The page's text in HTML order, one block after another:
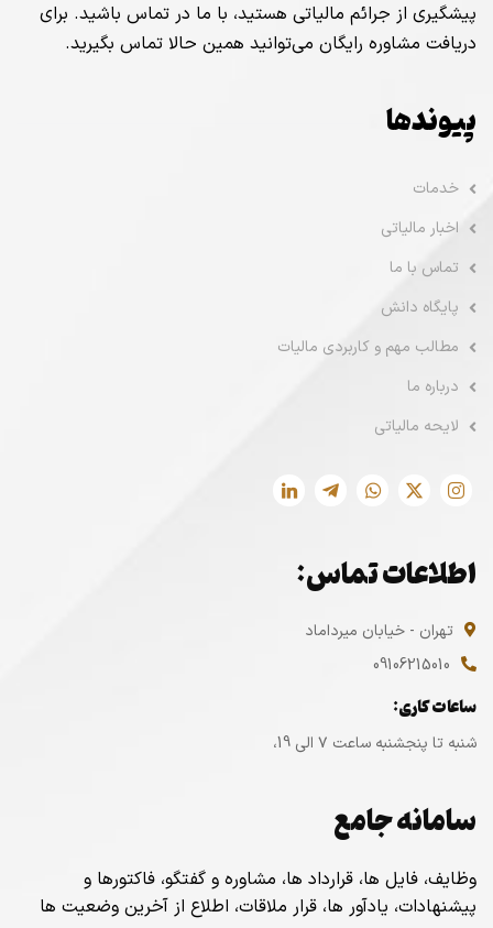
پیشگیری از جرائم مالیاتی هستید، با ما در تماس باشید. برای
دریافت مشاوره رایگان می‌توانید همین حالا تماس بگیرید.
پیوندها
خدمات
اخبار مالیاتی
تماس با ما
پایگاه دانش
مطالب مهم و کاربردی مالیات
درباره ما
لایحه مالیاتی
اطلاعات تماس:
تهران - خیابان میرداماد
09106215010
ساعات کاری:
شنبه تا پنجشنبه ساعت ۷ الی 19،
سامانه جامع
وظایف، فایل ها، قرارداد ها، مشاوره و گفتگو، فاکتورها و
پیشنهادات، یادآور ها، قرار ملاقات، اطلاع از آخرین وضعیت ها